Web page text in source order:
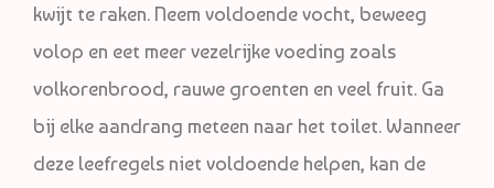
kwijt te raken. Neem voldoende vocht, beweeg
volop en eet meer vezelrijke voeding zoals
volkorenbrood, rauwe groenten en veel fruit. Ga
bij elke aandrang meteen naar het toilet. Wanneer
deze leefregels niet voldoende helpen, kan de